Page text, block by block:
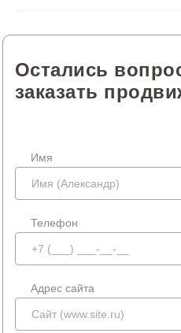
Остались
заказать
Имя
Телефон
Адрес сайта